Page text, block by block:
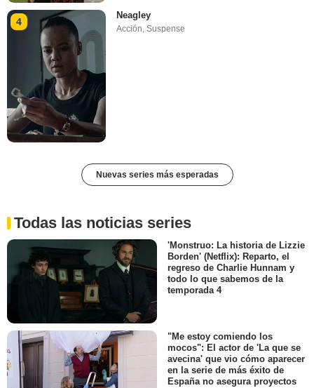
4
Neagley
Acción,Suspense
Nuevas series más esperadas
Todas las noticias series
'Monstruo: La historia de Lizzie
Borden' (Netflix): Reparto, el
regreso de Charlie Hunnam y
todo lo que sabemos de la
temporada 4
"Me estoy comiendo los
mocos": El actor de 'La que se
avecina' que vio cómo aparecer
en la serie de más éxito de
España no asegura proyectos